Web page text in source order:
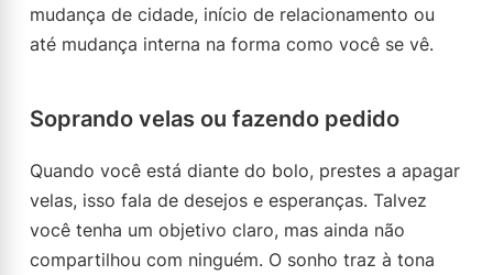
mudança de cidade, início de relacionamento ou
até mudança interna na forma como você se vê.
Soprando velas ou fazendo pedido
Quando você está diante do bolo, prestes a apagar
velas, isso fala de desejos e esperanças. Talvez
você tenha um objetivo claro, mas ainda não
compartilhou com ninguém. O sonho traz à tona